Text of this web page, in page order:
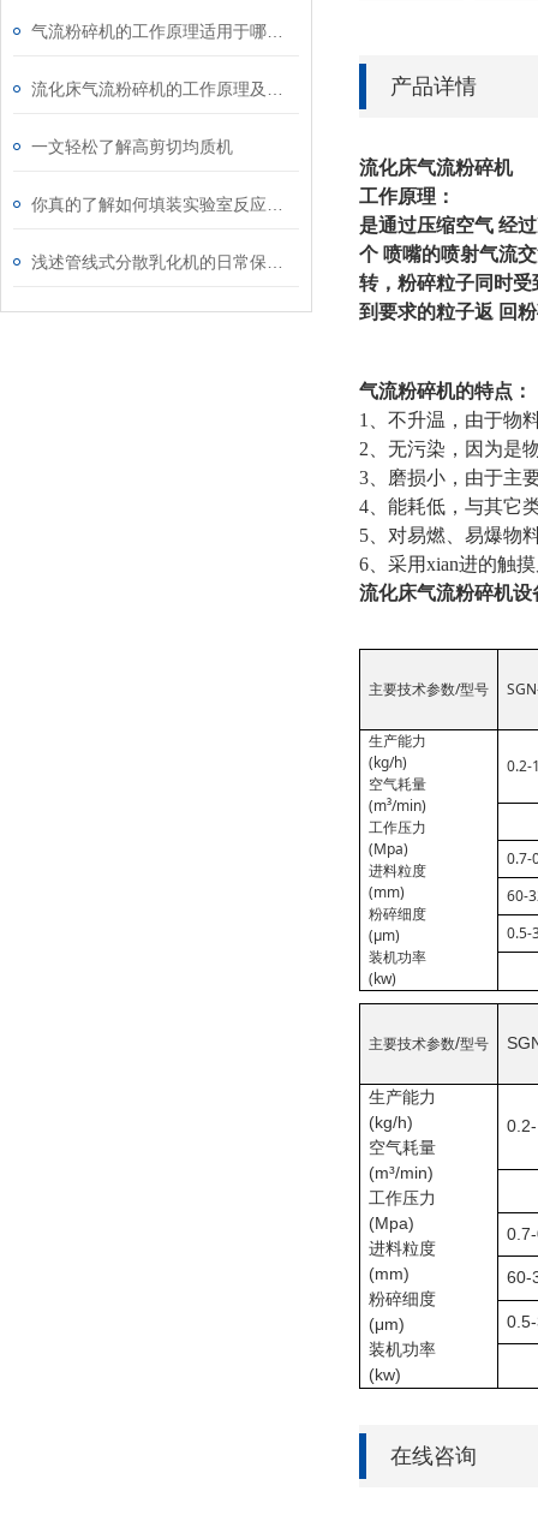
一文轻松了解高剪切均质机
产品详情
流化床气流粉碎机
工作原理：
是通过压缩空气 经
个 喷嘴的喷射气流
转，粉碎粒子同时
到要求的粒子返 回
气流粉碎机的特点：
1、不升温，由于物
2、无污染，因为是
3、磨损小，由于主
4、能耗低，与其它
5、对易燃、易爆物
6、采用xian进的触
流化床气流粉碎机
主要技术参数/型号
生产能力
(kg/h)
空气耗量
(m³/min)
工作压力
(Mpa)
进料粒度
(mm)
粉碎细度
(μm)
装机功率
(kw)
0.2-
0.7-
60-
0.5-
主要技术参数/型号
生产能力
(kg/h)
空气耗量
(m³/min)
工作压力
(Mpa)
进料粒度
(mm)
粉碎细度
(μm)
装机功率
(kw)
60-
在线咨询